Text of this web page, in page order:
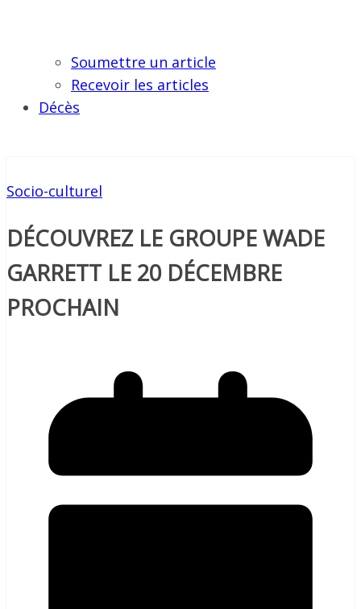
Soumettre un article
Recevoir les articles
Décès
Socio-culturel
DÉCOUVREZ LE GROUPE WADE
GARRETT LE 20 DÉCEMBRE
PROCHAIN